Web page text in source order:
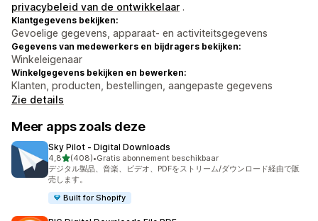
privacybeleid van de ontwikkelaar .
Klantgegevens bekijken:
Gevoelige gegevens, apparaat- en activiteitsgegevens
Gegevens van medewerkers en bijdragers bekijken:
Winkeleigenaar
Winkelgegevens bekijken en bewerken:
Klanten, producten, bestellingen, aangepaste gegevens
Zie details
Meer apps zoals deze
Sky Pilot ‑ Digital Downloads
4,8van 5 sterren
(408)
408 recensies in totaal
•Gratis abonnement beschikbaar
デジタル製品、音楽、ビデオ、PDFをストリーム/ダウンロード経由で販
売します。
Built for Shopify